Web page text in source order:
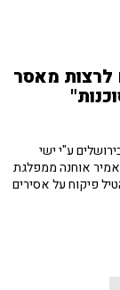
לרצות מאסר
ע"י ישי
אמיר אוחנה ממפלגת
פיקוח על אסירים